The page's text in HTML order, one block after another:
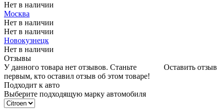
Нет в наличии
Москва
Нет в наличии
Нет в наличии
Новокузнецк
Нет в наличии
Отзывы
Оставить отзыв
У данного товара нет отзывов. Станьте
первым, кто оставил отзыв об этом товаре!
Подходит к авто
Выберите подходящую марку автомобиля